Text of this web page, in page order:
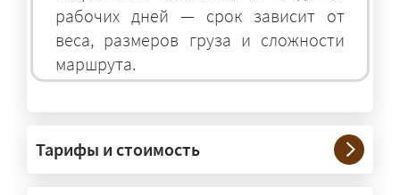
рабочих дней — срок зависит от
веса, размеров груза и сложности
маршрута.
— На тралах и низкорамниках —
Тарифы и стоимость